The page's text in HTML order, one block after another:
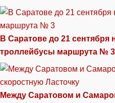
В Саратове до 21 сентября
троллейбусы маршрута № 3
Между Саратовом и